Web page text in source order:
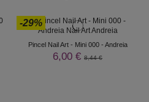
-29%
Pincel Nail Art - Mini 000 - Andreia
6,00 € 8,44 €